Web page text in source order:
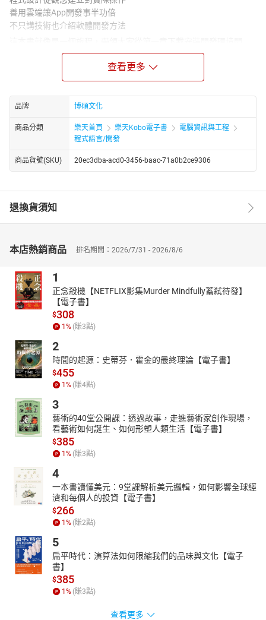
善用雲端讓App開發事半功倍
不只講技術也介紹軟體開發方法
始，一路走到最後一章的App上架為止。希望大家能放心地跟著
我，一步步欣賞路上的美景，收穫滿滿的結束這一趟旅程。
除了架設好開發環境外，我們還體驗了程式設計不能免
俗的第一步：Hello World。再於第二章一起見識了Android
framework的架構之美。最後再以多國語言結束充滿驚喜的第一
◎第二天這是從門外漢踏進程式開發者的第一天。不但會接觸到
巧。在這一天過後，我們就可以大聲的跟人家說，我懂軟體開發
了！
知識。
◎第四天該是認識新朋友的時候了。今天過後，鼎鼎大名的物件
種境界。
的使用者介面部份。畢竟在別人對我們開發的App評價時，第一印
象扮演著舉足輕重的地位。
◎第六天 從業餘踏進專業的一天。我們會在今天學會資料的儲
存，才能讓凡走過的必留下痕跡。
最後一天，來點輕鬆的吧。煮一杯咖啡，先見識一下手
機傳感器的威力。再透過把App打包上架，作一個完美的ending。
大家可用輕鬆的方式走完這一趟旅程。過程中如果遇到一點疑惑，
不妨先用陶淵明不求甚解的態度帶過。整本書看完後，有空時再重
新來一遍，相信我，第二次你會有截然不同的感受！
‧從開發環境安裝到App的上架都有逐步詳盡的解說
‧完全沒有寫過程式也可以從零開始學習開發App
‧使用最新版本的Android Studio並介紹許多新版的特色
‧從程式語言的知識到物件導向的觀念都有詳細的解釋
‧透過作者實務經驗分享軟體專案開發的技巧
〈範例請至博碩官網下載〉
查看更多
品牌 博碩文化
商品分類 樂天首頁 樂天Kobo電子書
電腦資訊與工程
程式語言/開發
商品貨號(SKU) 20ec3dba-acd0-3456-baac-71a0b2ce9306
退換貨須知
本店熱銷商品 排名期間：2026/7/31 - 2026/8/6
1
正念殺機【NETFLIX影集Murder Mindfully蓄弒待發】
【電子書】
$308
1 % (賺3點)
2
時間的起源：史蒂芬．霍金的最終理論【電子書】
$455
1 % (賺4點)
3
藝術的40堂公開課：透過故事，走進藝術家創作現場，
看藝術如何誕生、如何形塑人類生活【電子書】
$385
1 % (賺3點)
4
一本書讀懂美元：9堂課解析美元邏輯，如何影響全球經
濟和每個人的投資【電子書】
$266
1 % (賺2點)
5
扁平時代：演算法如何限縮我們的品味與文化【電子
書】
$385
1 % (賺3點)
查看更多